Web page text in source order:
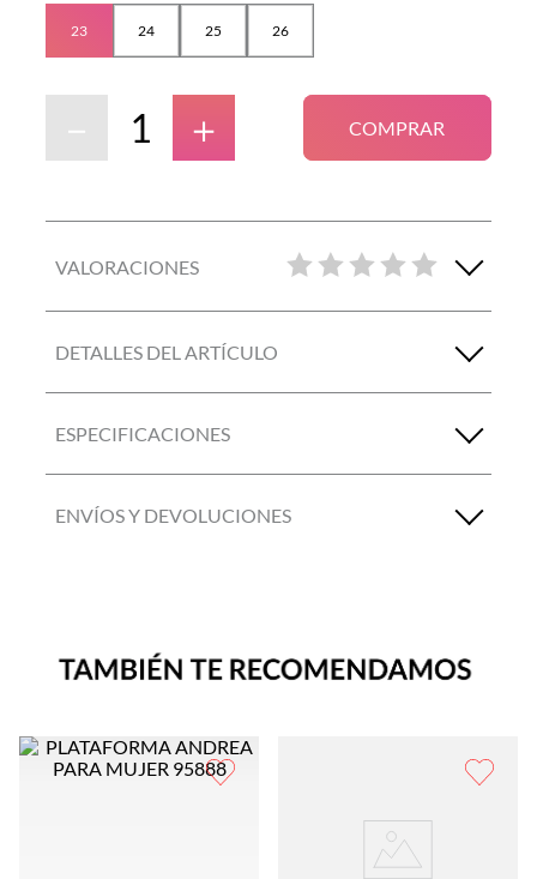
23 24 25 26
＋
－ COMPRAR
VALORACIONES
DETALLES DEL ARTÍCULO
ESPECIFICACIONES
ENVÍOS Y DEVOLUCIONES